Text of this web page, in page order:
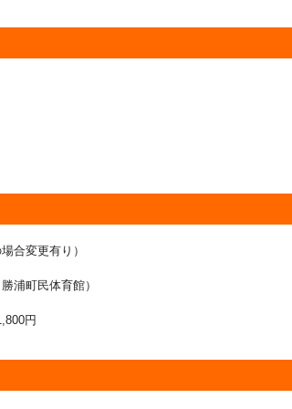
変更有り）
町民体育館）
円